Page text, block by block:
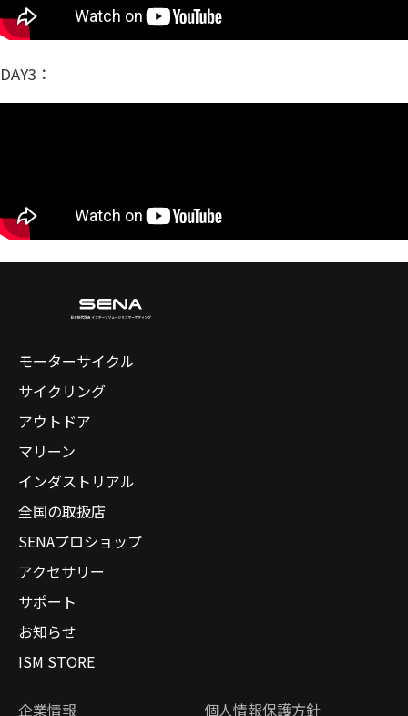
DAY3：
モーターサイクル
サイクリング
アウトドア
マリーン
インダストリアル
全国の取扱店
SENAプロショップ
アクセサリー
サポート
お知らせ
ISM STORE
企業情報 個人情報保護方針